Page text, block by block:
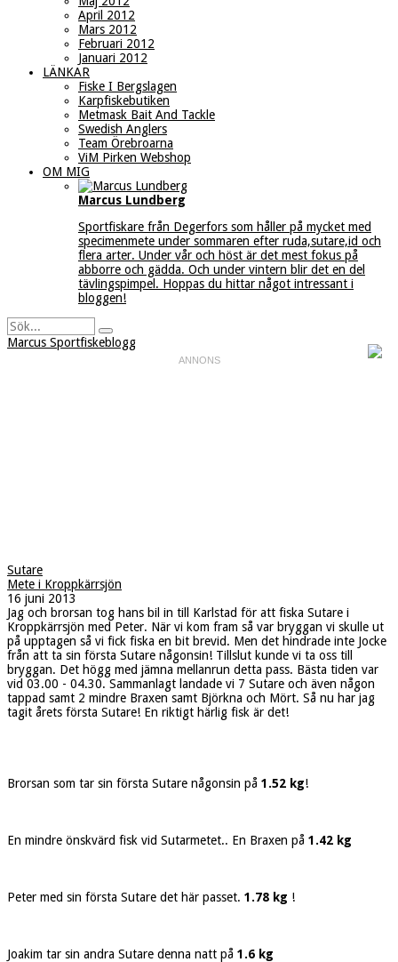
April 2012
Mars 2012
Februari 2012
Januari 2012
LÄNKAR
Fiske I Bergslagen
Karpfiskebutiken
Metmask Bait And Tackle
Swedish Anglers
Team Örebroarna
ViM Pirken Webshop
OM MIG
Marcus Lundberg
Sportfiskare från Degerfors som håller på mycket med
specimenmete under sommaren efter ruda,sutare,id och
flera arter. Under vår och höst är det mest fokus på
abborre och gädda. Och under vintern blir det en del
tävlingspimpel. Hoppas du hittar något intressant i
bloggen!
Marcus Sportfiskeblogg
Sutare
Mete i Kroppkärrsjön
16 juni 2013
Jag och brorsan tog hans bil in till Karlstad för att fiska Sutare i
Kroppkärrsjön med Peter. När vi kom fram så var bryggan vi skulle ut
på upptagen så vi fick fiska en bit brevid. Men det hindrade inte Jocke
från att ta sin första Sutare någonsin! Tillslut kunde vi ta oss till
bryggan. Det högg med jämna mellanrun detta pass. Bästa tiden var
vid 03.00 - 04.30. Sammanlagt landade vi 7 Sutare och även någon
tappad samt 2 mindre Braxen samt Björkna och Mört. Så nu har jag
tagit årets första Sutare! En riktigt härlig fisk är det!
Brorsan som tar sin första Sutare någonsin på 1.52 kg!
En mindre önskvärd fisk vid Sutarmetet.. En Braxen på 1.42 kg
Peter med sin första Sutare det här passet. 1.78 kg !
Joakim tar sin andra Sutare denna natt på 1.6 kg